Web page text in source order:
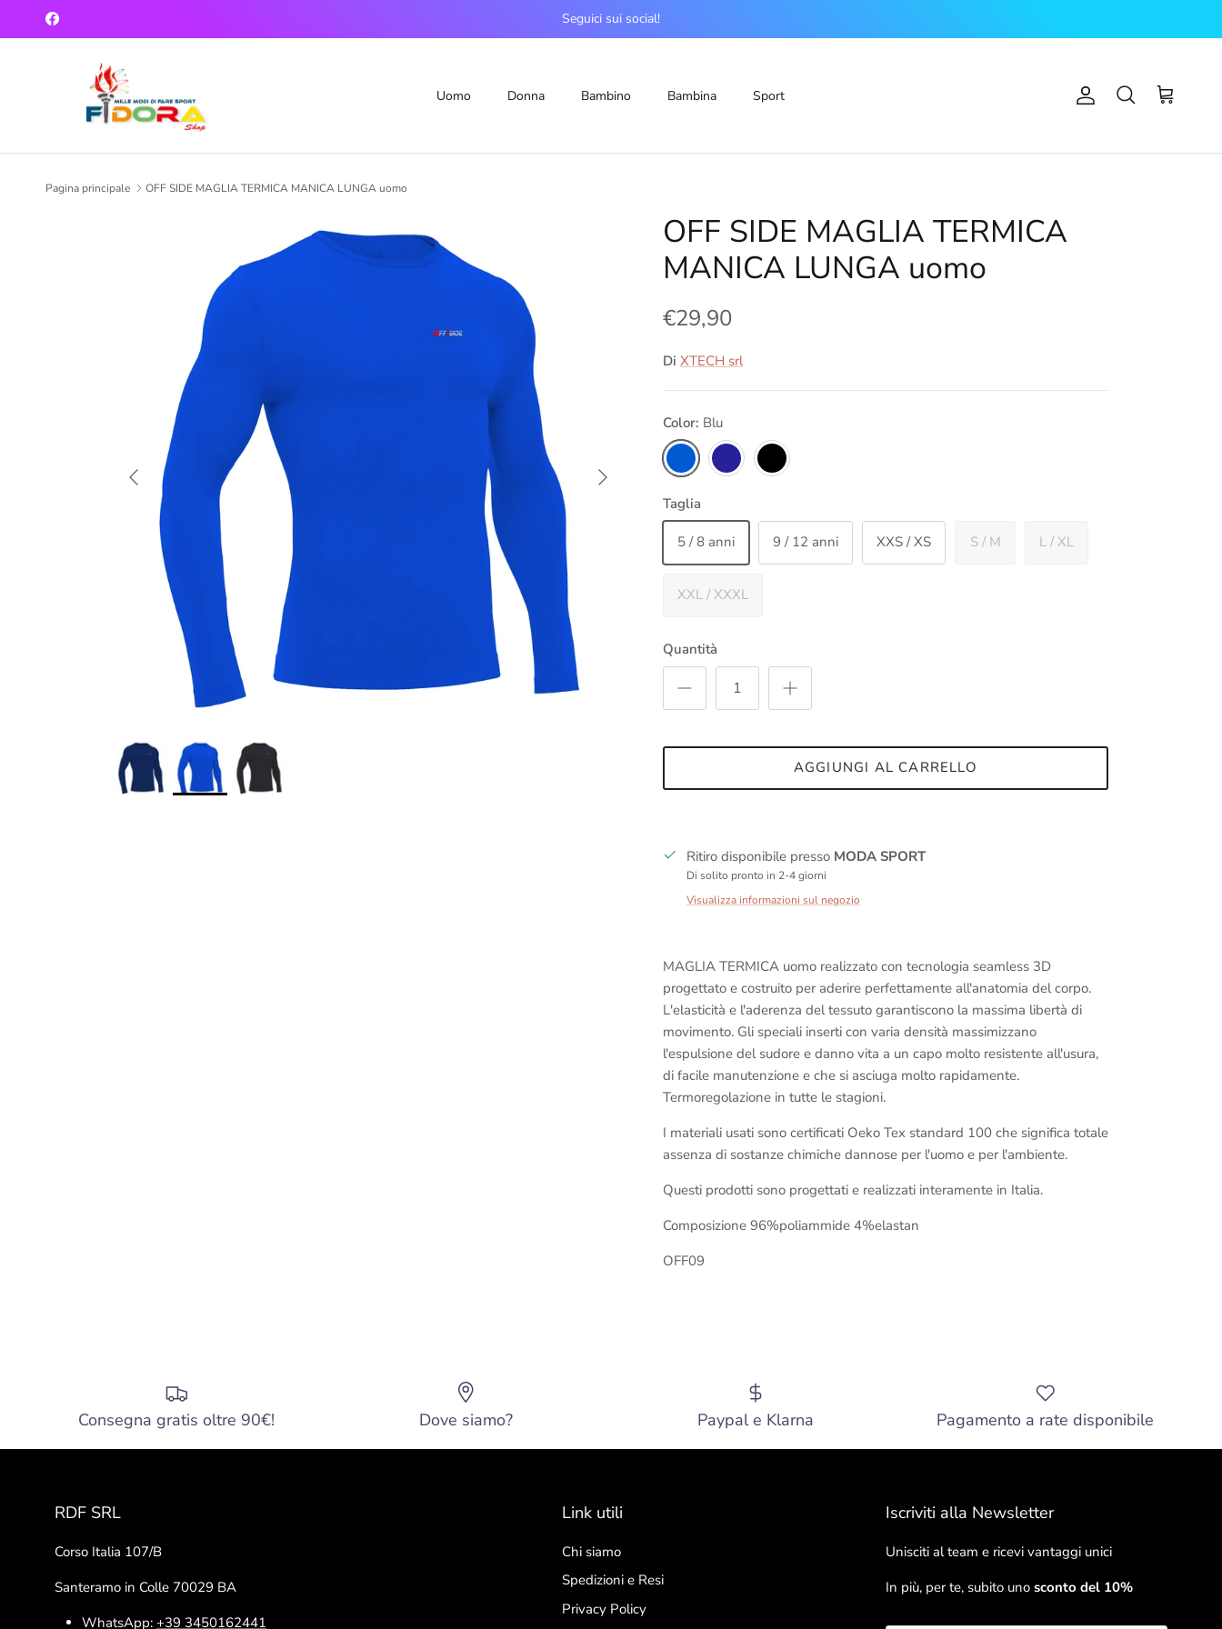
Passa ai contenuti
Facebook Seguici sui social!
Uomo Donna Bambino Bambina Sport Account
Cerca Carrello
Pagina principale OFF SIDE MAGLIA TERMICA MANICA LUNGA uomo
Indietro Avanti
OFF SIDE MAGLIA TERMICA
MANICA LUNGA uomo
€29,90
Di XTECH srl
Color: Blu
Blu
Blu navyNero
Taglia
5 / 8 anni 9 / 12 anni XXS / XS S / M L / XL
XXL / XXXL
Quantità
AGGIUNGI AL CARRELLO
Ritiro disponibile presso MODA SPORT
Di solito pronto in 2-4 giorni
Visualizza informazioni sul negozio
MAGLIA TERMICA uomo realizzato con tecnologia seamless 3D
progettato e costruito per aderire perfettamente all'anatomia del corpo.
L'elasticità e l'aderenza del tessuto garantiscono la massima libertà di
movimento. Gli speciali inserti con varia densità massimizzano
l'espulsione del sudore e danno vita a un capo molto resistente all'usura,
di facile manutenzione e che si asciuga molto rapidamente.
Termoregolazione in tutte le stagioni.
I materiali usati sono certificati Oeko Tex standard 100 che significa totale
assenza di sostanze chimiche dannose per l'uomo e per l'ambiente.
Questi prodotti sono progettati e realizzati interamente in Italia.
Composizione 96%poliammide 4%elastan
OFF09
Consegna gratis oltre 90€! Dove siamo? Paypal e Klarna Pagamento a rate disponibile
RDF SRL
Corso Italia 107/B
Santeramo in Colle 70029 BA
WhatsApp: +39 3450162441
Link utili
Chi siamo
Spedizioni e Resi
Privacy Policy
Iscriviti alla Newsletter
Unisciti al team e ricevi vantaggi unici
In più, per te, subito uno sconto del 10%